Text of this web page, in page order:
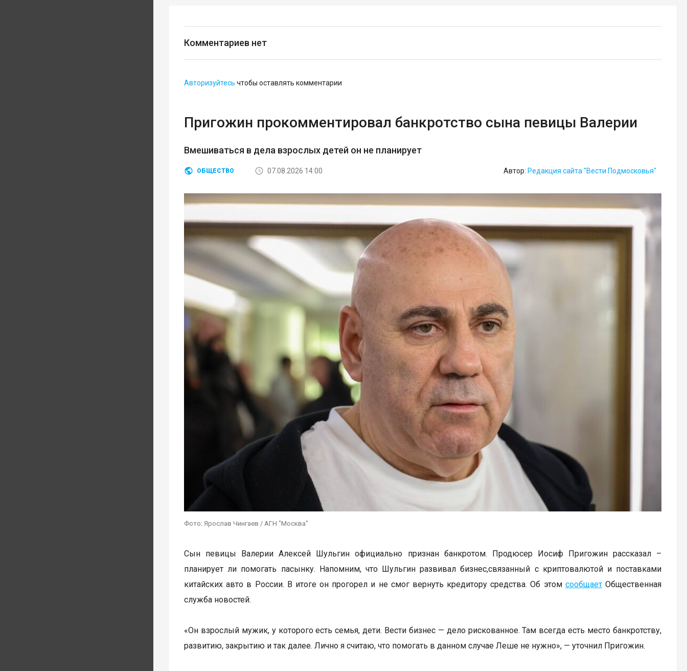
Комментариев нет
Авторизуйтесь чтобы оставлять комментарии
Пригожин прокомментировал банкротство сына певицы Валерии
Вмешиваться в дела взрослых детей он не планирует
ОБЩЕСТВО 07.08.2026 14:00 Автор: Редакция сайта "Вести Подмосковья"
Фото: Ярослав Чингаев / АГН "Москва"
Сын певицы Валерии Алексей Шульгин официально признан банкротом. Продюсер Иосиф Пригожин рассказал –
планирует ли помогать пасынку. Напомним, что Шульгин развивал бизнес,связанный с криптовалютой и поставками
китайских авто в России. В итоге он прогорел и не смог вернуть кредитору средства. Об этом сообщаетОбщественная
служба новостей.
«Он взрослый мужик, у которого есть семья, дети. Вести бизнес — дело рискованное. Там всегда есть место банкротству,
развитию, закрытию и так далее. Лично я считаю, что помогать в данном случае Леше не нужно», — уточнил Пригожин.